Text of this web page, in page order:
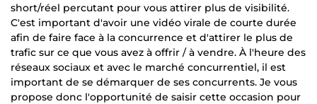
short/réel percutant pour vous attirer plus de visibilité.
C'est important d'avoir une vidéo virale de courte durée
afin de faire face à la concurrence et d'attirer le plus de
trafic sur ce que vous avez à offrir / à vendre. À l'heure des
réseaux sociaux et avec le marché concurrentiel, il est
important de se démarquer de ses concurrents. Je vous
propose donc l'opportunité de saisir cette occasion pour